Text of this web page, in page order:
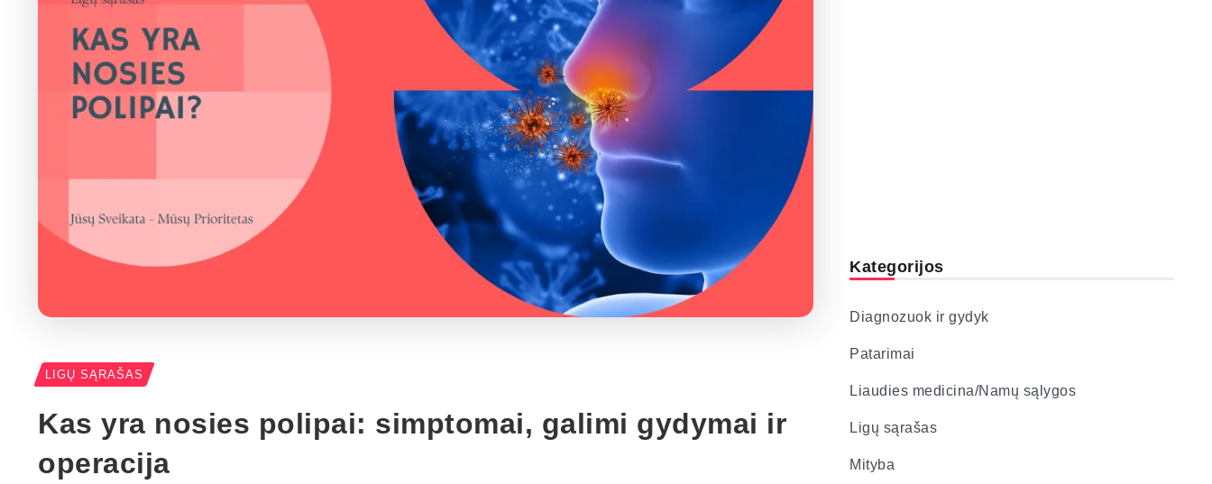
LIGŲ SĄRAŠAS
Kas yra nosies polipai: simptomai, galimi gydymai ir
operacija
Kategorijos
Diagnozuok ir gydyk
Patarimai
Liaudies medicina/Namų sąlygos
Ligų sąrašas
Mityba